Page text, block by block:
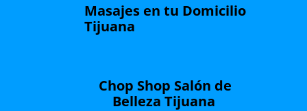
Masajes en tu Domicilio
Tijuana
Chop Shop Salón de
Belleza Tijuana